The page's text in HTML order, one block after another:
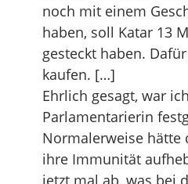
noch mit einem
haben, soll Katar 13
gesteckt haben.
kaufen. […]
Ehrlich gesagt, war
Parlamentarierin
Normalerweise hätte
ihre Immunität
jetzt mal ab, was bei